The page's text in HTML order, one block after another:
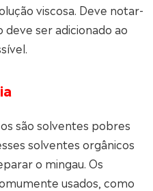
viscosa. Deve notar-
ser adicionado ao
são solventes pobres
solventes orgânicos
o mingau. Os
usados, como